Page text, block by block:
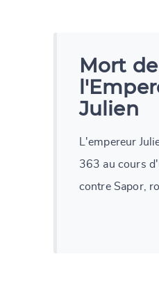
Mort de
Julien
L'empereur
363 au cours
contre Sapor,